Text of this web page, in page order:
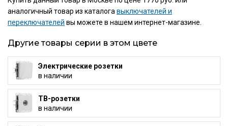
аналогичный товар из каталогавыключателей и
переключателей вы можете в нашем интернет-магазине.
Другие товары серии в этом цвете
Электрические розетки
в наличии
ТВ-розетки
в наличии